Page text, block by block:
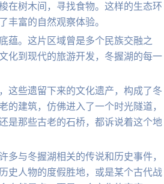
在树木间，寻找食物。这样的生态环
丰富的自然观察体验。
蕴。这片区域曾是多个民族交融之
化到现代的旅游开发，冬握湖的每一
这些遗留下来的文化遗产，构成了冬
建筑，仿佛进入了一个时光隧道，
是那些古老的石桥，都诉说着这个地
与冬握湖相关的传说和历史事件，
史人物的度假胜地，或是某个古代战